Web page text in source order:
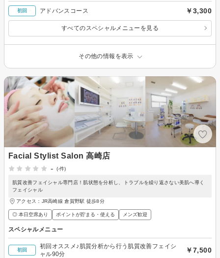
初回 アドバンスコース ￥3,300
すべてのスペシャルメニューを見る
その他の情報を表示
Facial Stylist Salon 高崎店
-
(-件)
肌質改善フェイシャル専門店！肌状態を分析し、トラブルを繰り返さない美肌へ導く
フェイシャル
アクセス：JR高崎線 倉賀野駅 徒歩8分
◎ 本日空席あり ポイントが貯まる・使える メンズ歓迎
スペシャルメニュー
初回
初回オススメ♪肌質分析から行う肌質改善フェイシ
ャル90分
￥7,500